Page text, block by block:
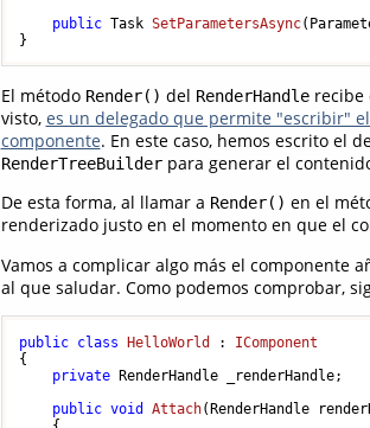
public Task SetParametersAsync(
El método Render() del RenderHandlerecibe
visto, es un delegado que permite "escribir"
componente. En este caso, hemos escrito el
RenderTreeBuilderpara generar el
De esta forma, al llamar a Render() en el
renderizado justo en el momento en que el
Vamos a complicar algo más el
al que saludar. Como podemos comprobar,
public class HelloWorld : IComponent
{
private RenderHandle _renderHandle;
public void Attach(RenderHandle